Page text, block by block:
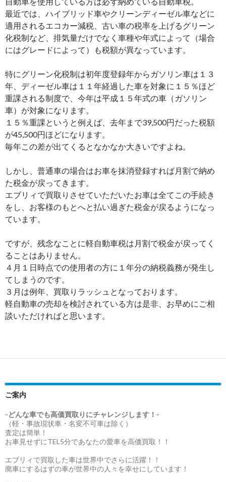
最近では、ハイブリッド車やクリーンディーゼル車などに
適用されるエコカー減税、古い車の税率を上げるグリーン
化税制など、排気量だけでなく車種や年式によって（場合
にはグレードによって）も税額が異なっています。
特にグリーン化税制は初年度登録年からガソリン車は１３
年、ディーゼル車は１１年経過した車を対象に１５％ほど
重課される制度で、今年は平成１５年式の車（ガソリン
車）が対象になります。
１５％重課というと例えば、去年まで39,500円だった税額
が45,500円ほどになります。
毎年この差が出てくるとなかなか大きいですよね。
しかし、普通車の場合はお車を抹消登録すれば月割で納め
た税金が戻ってきます。
エブリィで買取りさせていただいたお車は全てこの手続き
をし、お客様のもとへと払い過ぎた税金が戻るようになっ
ています。
ですが、残念なことに軽自動車税は月割で税金が戻ってく
ることはありません。
４月１日時点での使用者の方に１年分の納税義務が発生し
てしまうのです。
３月は例年、買取りラッシュとなっております。
軽自動車の売却を検討されている方は是非、お早めにご相
談いただければと思います。
ご案内
-どんな車でも高価買取りにチャレンジします！-
（軽・事故現状車・名変不可車は除く）
査定は簡単！
お車見せずにTEL5分であなたの愛車を高価買取！！
エブリィで買取した車は世界中でさらに活躍！！
廃車にするはずの車が世界中の人々を幸せにしています！